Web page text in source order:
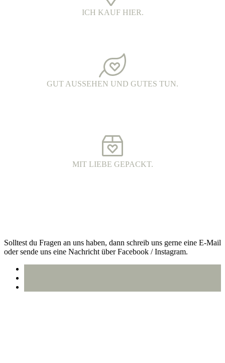
ICH KAUF HIER.
GUT AUSSEHEN UND GUTES TUN.
MIT LIEBE GEPACKT.
Solltest du Fragen an uns haben, dann schreib uns gerne eine E-Mail
oder sende uns eine Nachricht über Facebook / Instagram.